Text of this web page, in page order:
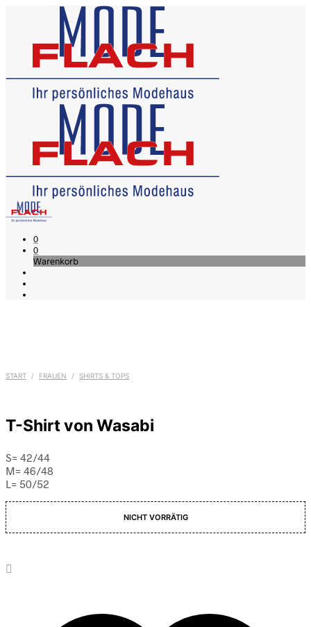
0
0
Warenkorb
START / FRAUEN / SHIRTS & TOPS
T-Shirt von Wasabi
S= 42/44
M= 46/48
L= 50/52
NICHT VORRÄTIG